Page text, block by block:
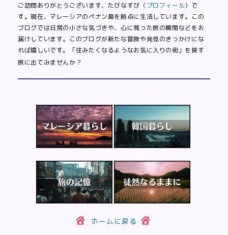
ご訪問ありがとうございます、たびなすび（プロフィール）で
す。現在、マレーシアのペナン島を拠点に生活しています。この
ブログでは日常の小さな気づきや、心に残った旅の瞬間などをお
届けしています。このブログが新たな冒険や発見のきっかけにな
れば嬉しいです。「住みたくなるようなお気に入りの街」を探す
旅に出てみませんか？
ホームに戻る